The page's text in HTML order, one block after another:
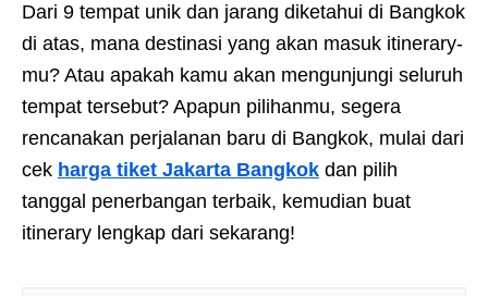
Dari 9 tempat unik dan jarang diketahui di Bangkok
di atas, mana destinasi yang akan masuk itinerary-
mu? Atau apakah kamu akan mengunjungi seluruh
tempat tersebut? Apapun pilihanmu, segera
rencanakan perjalanan baru di Bangkok, mulai dari
cek harga tiket Jakarta Bangkok dan pilih
tanggal penerbangan terbaik, kemudian buat
itinerary lengkap dari sekarang!